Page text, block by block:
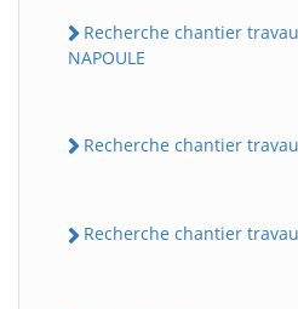
Recherche chantier
NAPOULE
Recherche chantier
Recherche chantier